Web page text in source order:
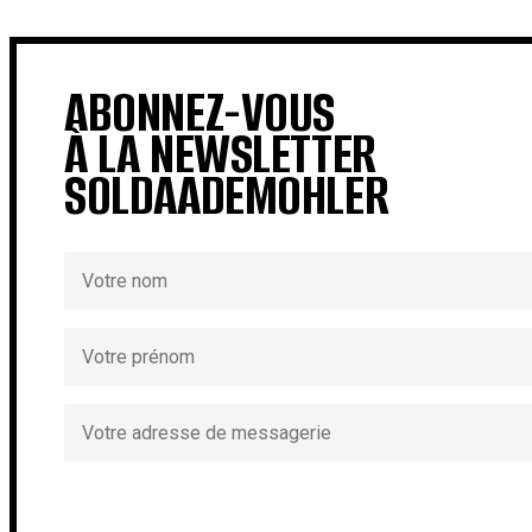
ABONNEZ-VOUS
À LA NEWSLETTER
SOLDAADEMOHLER